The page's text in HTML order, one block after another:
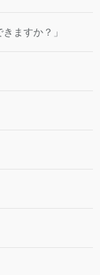
ますか？」